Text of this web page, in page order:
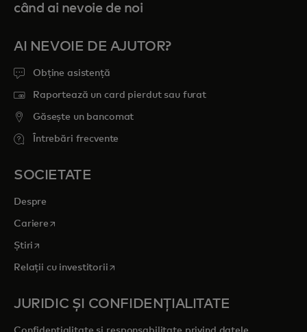
când ai nevoie de noi
AI NEVOIE DE AJUTOR?
Obține asistență
Raportează un card pierdut sau furat
Găsește un bancomat
Întrebări frecvente
SOCIETATE
Despre
Cariere opens in a new tab
Știri opens in a new tab
Relații cu investitoriiopens in a new tab
JURIDIC ȘI CONFIDENȚIALITATE